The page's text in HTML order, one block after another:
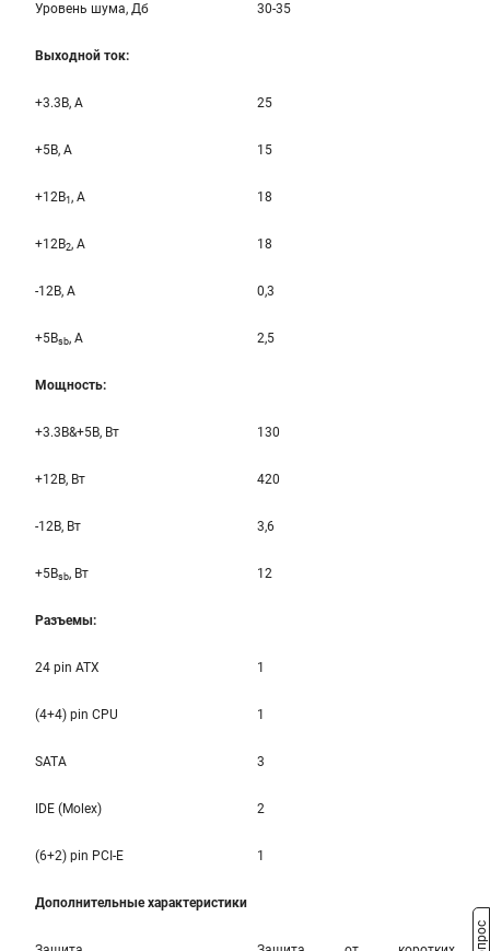
Уровень шума, Дб 30-35
Выходной ток:
+3.3B, А 25
+5B, А 15
+12B1 , A 18
+12B2, A 18
-12B, A 0,3
+5Bsb, A 2,5
Мощность:
+3.3B&+5B, Вт 130
+12B, Вт 420
-12B, Вт 3,6
+5Bsb, Вт 12
Разъемы:
24 pin ATX 1
(4+4) pin CPU 1
SATA 3
IDE (Molex) 2
(6+2) pin PCI-E 1
Дополнительные характеристики